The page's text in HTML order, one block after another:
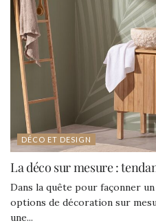
DÉCO ET DESIGN
La déco sur mesure :
Dans la quête pour façonner
options de décoration sur
une...